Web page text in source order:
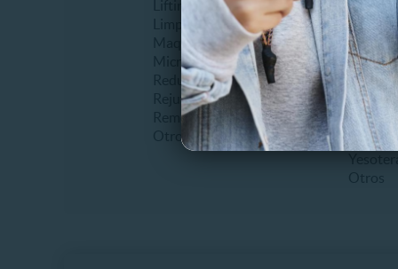
Limpieza facial
Maquillaje
Microdermoabrasión
Reducción de ojeras
Rejuvenecimiento
Remoción de tatuajes
Otros
Ondas
Otros